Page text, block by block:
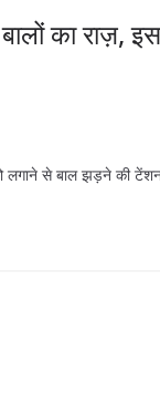
का राज़,
लगाने से बाल झड़ने की